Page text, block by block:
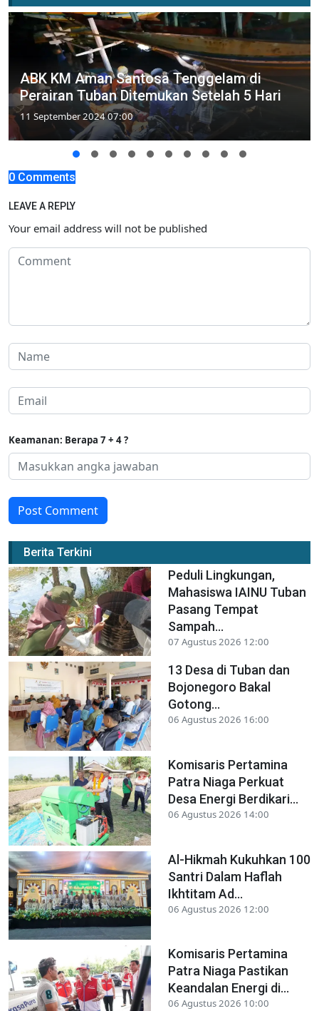
ABK KM Aman Santosa Tenggelam di
Perairan Tuban Ditemukan Setelah 5 Hari
11 September 2024 07:00
0 Comments
LEAVE A REPLY
Your email address will not be published
Keamanan: Berapa 7 + 4 ?
Post Comment
Berita Terkini
Peduli Lingkungan,
Mahasiswa IAINU Tuban
Pasang Tempat
Sampah...
07 Agustus 2026 12:00
13 Desa di Tuban dan
Bojonegoro Bakal
Gotong...
06 Agustus 2026 16:00
Komisaris Pertamina
Patra Niaga Perkuat
Desa Energi Berdikari...
06 Agustus 2026 14:00
Al-Hikmah Kukuhkan 100
Santri Dalam Haflah
Ikhtitam Ad...
06 Agustus 2026 12:00
Komisaris Pertamina
Patra Niaga Pastikan
Keandalan Energi di...
06 Agustus 2026 10:00